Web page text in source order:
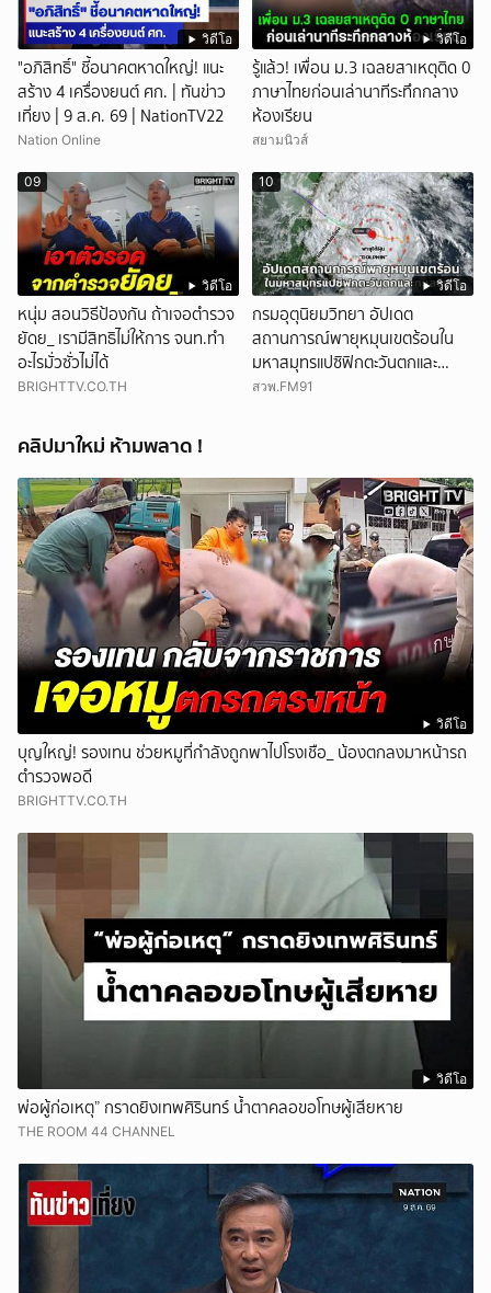
วิดีโอ
"อภิสิทธิ์" ชี้อนาคตหาดใหญ่! แนะ
สร้าง 4 เครื่องยนต์ ศก. | ทันข่าว
เที่ยง | 9 ส.ค. 69 | NationTV22
Nation Online
วิดีโอ
รู้แล้ว! เพื่อน ม.3 เฉลยสาเหตุติด 0
ภาษาไทยก่อนเล่านาทีระทึกกลาง
ห้องเรียน
สยามนิวส์
วิดีโอ
09
หนุ่ม สอนวิธีป้องกัน ถ้าเจอตำรวจ
ยัดย_ เรามีสิทธิไม่ให้การ จนท.ทำ
อะไรมั่วซั่วไม่ได้
BRIGHTTV.CO.TH
วิดีโอ
10
กรมอุตุนิยมวิทยา อัปเดต
สถานการณ์พายุหมุนเขตร้อนใน
มหาสมุทรแปซิฟิกตะวันตกและ
ทะเลจีนใต้
สวพ.FM91
คลิปมาใหม่ ห้ามพลาด !
วิดีโอ
บุญใหญ่! รองเทน ช่วยหมูที่กำลังถูกพาไปโรงเชือ_ น้องตกลงมาหน้ารถ
ตำรวจพอดี
BRIGHTTV.CO.TH
วิดีโอ
พ่อผู้ก่อเหตุ” กราดยิงเทพศิรินทร์ น้ำตาคลอขอโทษผู้เสียหาย
THE ROOM 44 CHANNEL